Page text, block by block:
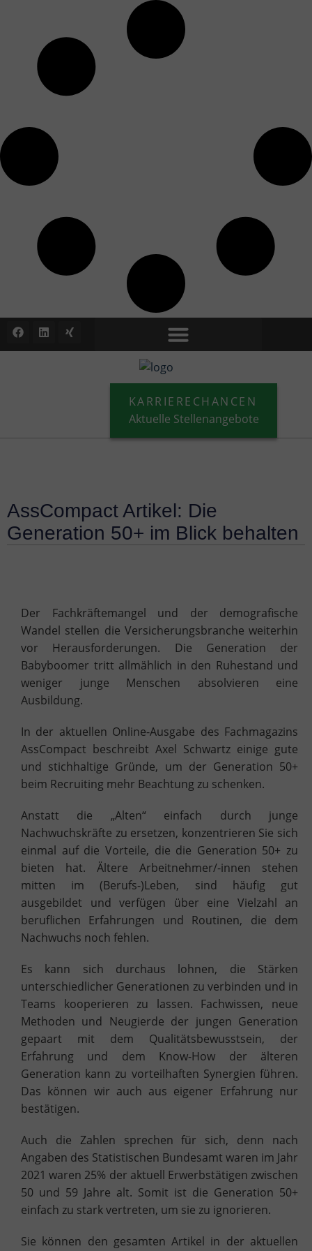
KARRIERECHANCEN
Aktuelle Stellenangebote
AssCompact Artikel: Die
Generation 50+ im Blick behalten
Der Fachkräftemangel und der demografische
Wandel stellen die Versicherungsbranche weiterhin
vor Herausforderungen. Die Generation der
Babyboomer tritt allmählich in den Ruhestand und
weniger junge Menschen absolvieren eine
Ausbildung.
In der aktuellen Online-Ausgabe des Fachmagazins
AssCompact beschreibt Axel Schwartz einige gute
und stichhaltige Gründe, um der Generation 50+
beim Recruiting mehr Beachtung zu schenken.
Anstatt die „Alten“ einfach durch junge
Nachwuchskräfte zu ersetzen, konzentrieren Sie sich
einmal auf die Vorteile, die die Generation 50+ zu
bieten hat. Ältere Arbeitnehmer/-innen stehen
mitten im (Berufs-)Leben, sind häufig gut
ausgebildet und verfügen über eine Vielzahl an
beruflichen Erfahrungen und Routinen, die dem
Nachwuchs noch fehlen.
Es kann sich durchaus lohnen, die Stärken
unterschiedlicher Generationen zu verbinden und in
Teams kooperieren zu lassen. Fachwissen, neue
Methoden und Neugierde der jungen Generation
gepaart mit dem Qualitätsbewusstsein, der
Erfahrung und dem Know-How der älteren
Generation kann zu vorteilhaften Synergien führen.
Das können wir auch aus eigener Erfahrung nur
bestätigen.
Auch die Zahlen sprechen für sich, denn nach
Angaben des Statistischen Bundesamt waren im Jahr
2021 waren 25% der aktuell Erwerbstätigen zwischen
50 und 59 Jahre alt. Somit ist die Generation 50+
einfach zu stark vertreten, um sie zu ignorieren.
Sie können den gesamten Artikel in der aktuellen